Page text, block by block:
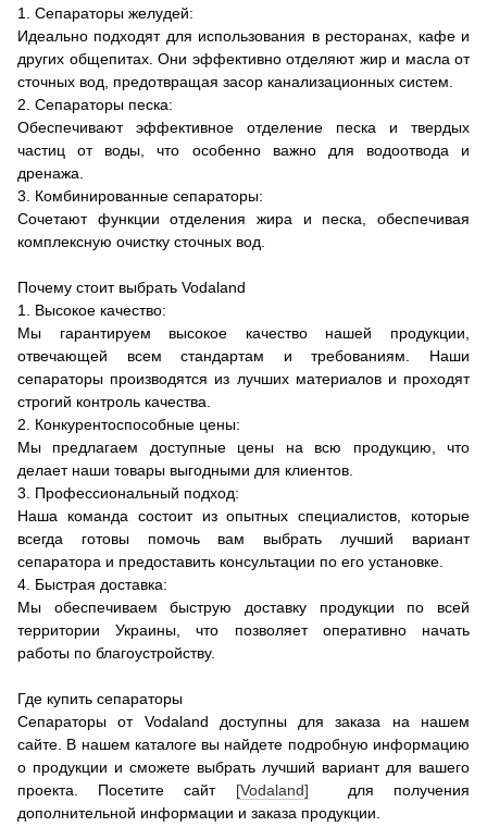
1. Сепараторы желудей:
Идеально подходят для использования в ресторанах, кафе и
других общепитах. Они эффективно отделяют жир и масла от
сточных вод, предотвращая засор канализационных систем.
2. Сепараторы песка:
Обеспечивают эффективное отделение песка и твердых
частиц от воды, что особенно важно для водоотвода и
дренажа.
3. Комбинированные сепараторы:
Сочетают функции отделения жира и песка, обеспечивая
комплексную очистку сточных вод.
Почему стоит выбрать Vodaland
1. Высокое качество:
Мы гарантируем высокое качество нашей продукции,
отвечающей всем стандартам и требованиям. Наши
сепараторы производятся из лучших материалов и проходят
строгий контроль качества.
2. Конкурентоспособные цены:
Мы предлагаем доступные цены на всю продукцию, что
делает наши товары выгодными для клиентов.
3. Профессиональный подход:
Наша команда состоит из опытных специалистов, которые
всегда готовы помочь вам выбрать лучший вариант
сепаратора и предоставить консультации по его установке.
4. Быстрая доставка:
Мы обеспечиваем быструю доставку продукции по всей
территории Украины, что позволяет оперативно начать
работы по благоустройству.
Где купить сепараторы
Сепараторы от Vodaland доступны для заказа на нашем
сайте. В нашем каталоге вы найдете подробную информацию
о продукции и сможете выбрать лучший вариант для вашего
проекта. Посетите сайт [Vodaland] для получения
дополнительной информации и заказа продукции.